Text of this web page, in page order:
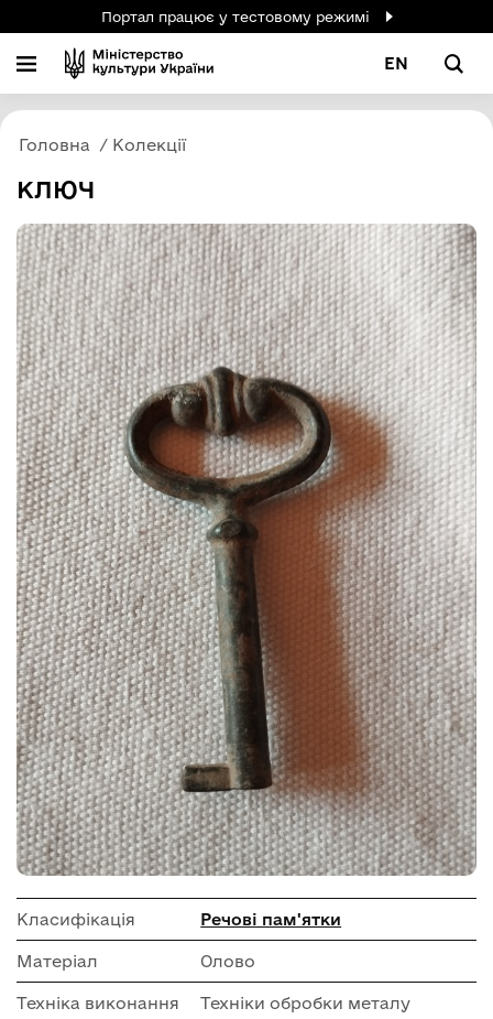
Портал працює у тестовому режимі
EN
Головна Колекції
КЛЮЧ
Класифікація Речові пам'ятки
Матеріал Олово
Техніка виконання Техніки обробки металу